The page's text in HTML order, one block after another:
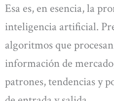
Esa es, en esencia, la
inteligencia artificial.
algoritmos que
información de
patrones, tendencias y